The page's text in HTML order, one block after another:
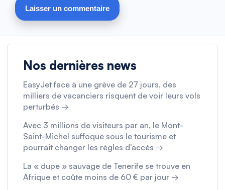
Nos dernières news
EasyJet face à une grève de 27 jours, des
milliers de vacanciers risquent de voir leurs vols
perturbés →
Avec 3 millions de visiteurs par an, le Mont-
Saint-Michel suffoque sous le tourisme et
pourrait changer les règles d’accès →
La « dupe » sauvage de Tenerife se trouve en
Afrique et coûte moins de 60 € par jour →